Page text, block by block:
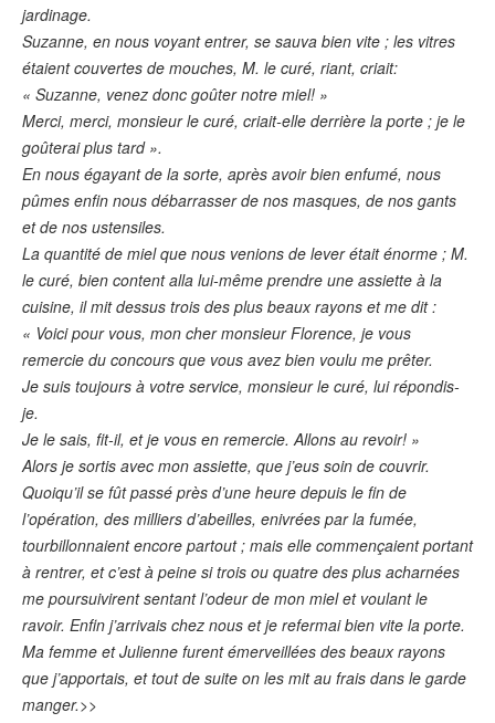
jardinage.
Suzanne, en nous voyant entrer, se sauva bien vite ; les vitres
étaient couvertes de mouches, M. le curé, riant, criait:
« Suzanne, venez donc goûter notre miel! »
Merci, merci, monsieur le curé, criait-elle derrière la porte ; je le
goûterai plus tard ».
En nous égayant de la sorte, après avoir bien enfumé, nous
pûmes enfin nous débarrasser de nos masques, de nos gants
et de nos ustensiles.
La quantité de miel que nous venions de lever était énorme ; M.
le curé, bien content alla lui-même prendre une assiette à la
cuisine, il mit dessus trois des plus beaux rayons et me dit :
« Voici pour vous, mon cher monsieur Florence, je vous
remercie du concours que vous avez bien voulu me prêter.
Je suis toujours à votre service, monsieur le curé, lui répondis-
je.
Je le sais, fit-il, et je vous en remercie. Allons au revoir! »
Alors je sortis avec mon assiette, que j’eus soin de couvrir.
Quoiqu’il se fût passé près d’une heure depuis le fin de
l’opération, des milliers d’abeilles, enivrées par la fumée,
tourbillonnaient encore partout ; mais elle commençaient portant
à rentrer, et c’est à peine si trois ou quatre des plus acharnées
me poursuivirent sentant l’odeur de mon miel et voulant le
ravoir. Enfin j’arrivais chez nous et je refermai bien vite la porte.
Ma femme et Julienne furent émerveillées des beaux rayons
que j’apportais, et tout de suite on les mit au frais dans le garde
manger.>>